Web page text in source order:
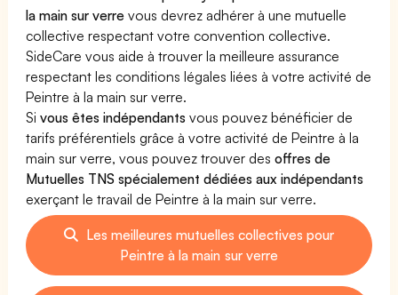
la main sur verre vous devrez adhérer à une mutuelle
collective respectant votre convention collective.
SideCare vous aide à trouver la meilleure assurance
respectant les conditions légales liées à votre activité de
Peintre à la main sur verre.
Sivous êtes indépendants vous pouvez bénéficier de
tarifs préférentiels grâce à votre activité de Peintre à la
main sur verre, vous pouvez trouver desoffres de
Mutuelles TNS spécialement dédiées aux indépendants
exerçant le travail de Peintre à la main sur verre.
Les meilleures mutuelles collectives pour
Peintre à la main sur verre